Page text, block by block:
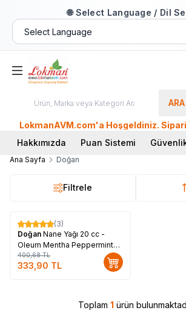
🌐 Select Language / Dil
ARA
LokmanAVM.com'a Hoşgeldiniz.
Hakkımızda
Puan Sistemi
Ana Sayfa Doğan
Filtrele
%17
(3)
Doğan Nane Yağı 20 cc -
Oleum Mentha Peppermint
Oil
400,68TL
333,90 TL
Toplam 1 ürün